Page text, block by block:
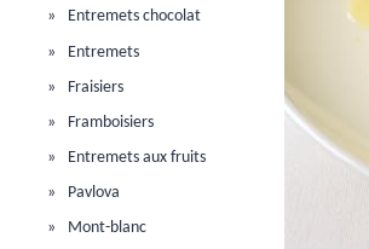
Entremets chocolat
Entremets
Fraisiers
Framboisiers
Entremets aux fruits
Pavlova
Mont-blanc